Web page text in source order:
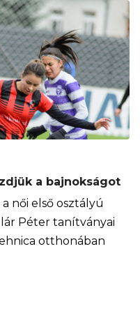
a bajnokságot
női első osztályú
Péter tanítványai
otthonában